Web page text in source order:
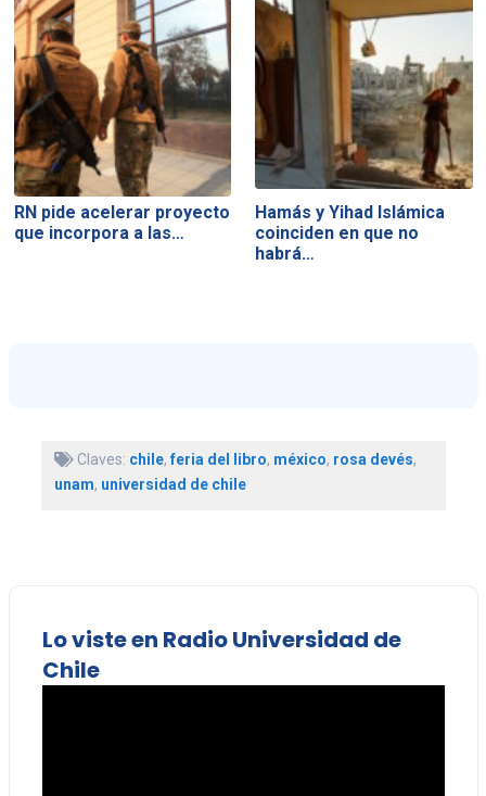
RN pide acelerar proyecto
que incorpora a las…
Hamás y Yihad Islámica
coinciden en que no
habrá…
Claves: chile,feria del libro, méxico, rosa devés,
unam, universidad de chile
Lo viste en Radio Universidad de
Chile